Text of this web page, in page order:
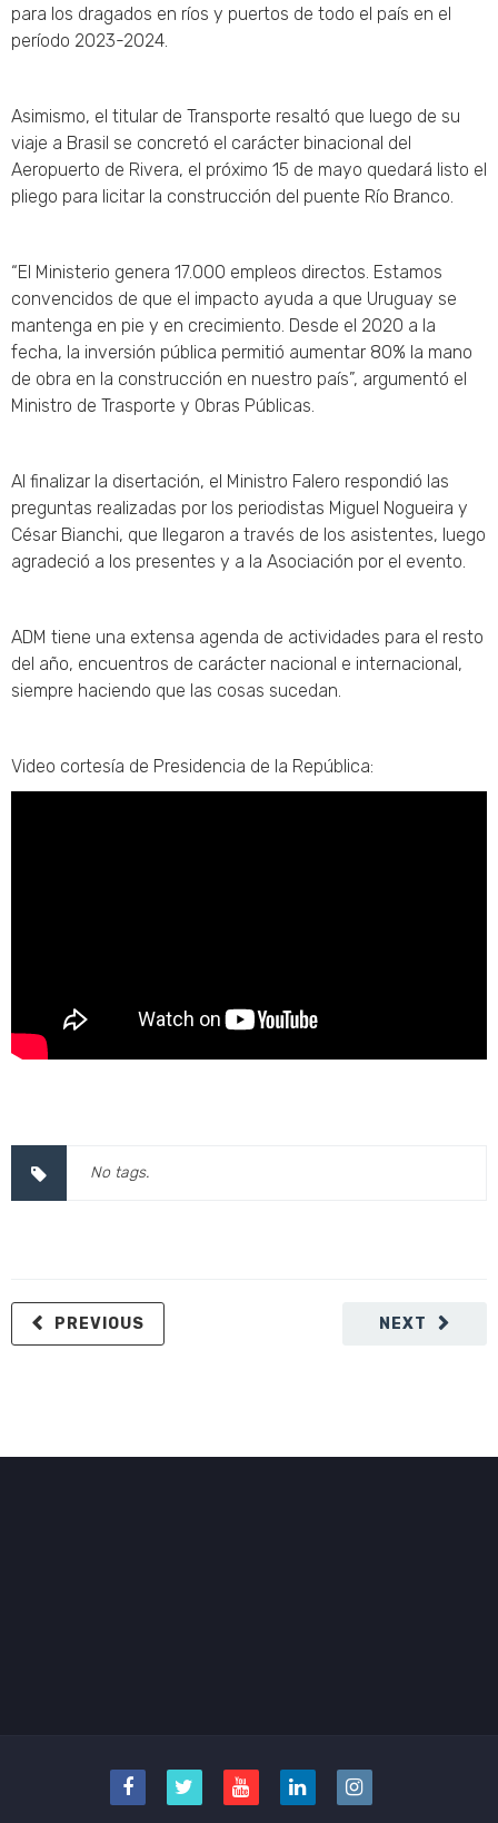
para los dragados en ríos y puertos de todo el país en el
período 2023-2024.
Asimismo, el titular de Transporte resaltó que luego de su
viaje a Brasil se concretó el carácter binacional del
Aeropuerto de Rivera, el próximo 15 de mayo quedará listo el
pliego para licitar la construcción del puente Río Branco.
“El Ministerio genera 17.000 empleos directos. Estamos
convencidos de que el impacto ayuda a que Uruguay se
mantenga en pie y en crecimiento. Desde el 2020 a la
fecha, la inversión pública permitió aumentar 80% la mano
de obra en la construcción en nuestro país”, argumentó el
Ministro de Trasporte y Obras Públicas.
Al finalizar la disertación, el Ministro Falero respondió las
preguntas realizadas por los periodistas Miguel Nogueira y
César Bianchi, que llegaron a través de los asistentes, luego
agradeció a los presentes y a la Asociación por el evento.
ADM tiene una extensa agenda de actividades para el resto
del año, encuentros de carácter nacional e internacional,
siempre haciendo que las cosas sucedan.
Video cortesía de Presidencia de la República:
No tags.
NEXT
PREVIOUS